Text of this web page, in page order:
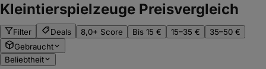
Kleintierspielzeuge Preisvergleich
Filter Deals 8,0+ Score Bis 15 € 15–35 €
35–50 €
Gebraucht
Beliebtheit